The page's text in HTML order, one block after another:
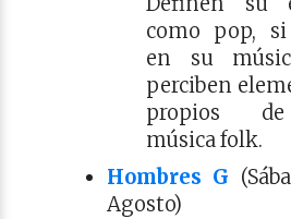
como pop,
en su
perciben
propios
música folk.​​​
Hombres G
Agosto)